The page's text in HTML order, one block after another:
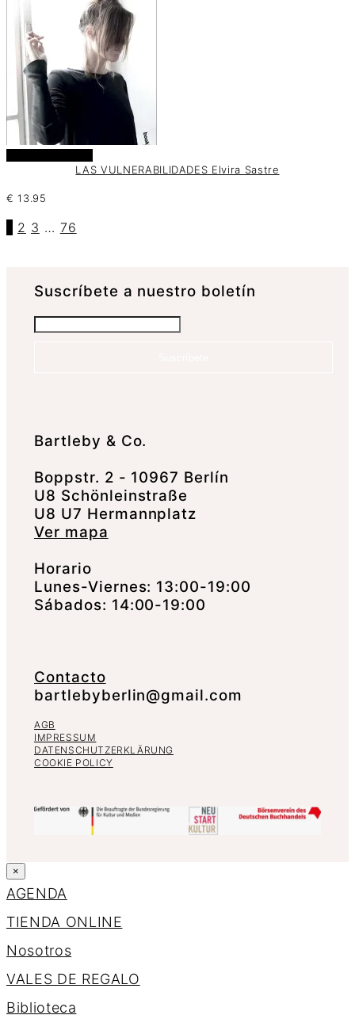
LAS VULNERABILIDADES Elvira Sastre
€ 13.95
2 3 … 76
Suscrí­bete a nuestro boletín
Bartleby & Co.
Boppstr. 2 - 10967 Berlín
U8 Schönleinstraße
U8 U7 Hermannplatz
Ver mapa
Horario
Lunes-Viernes: 13:00-19:00
Sábados: 14:00-19:00
Contacto
bartlebyberlin@gmail.com
AGB
IMPRESSUM
DATENSCHUTZERKLÄRUNG
COOKIE POLICY
×
AGENDA
TIENDA ONLINE
Nosotros
VALES DE REGALO
Biblioteca